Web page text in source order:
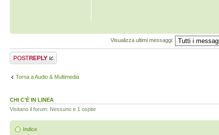
Visualizza ultimi messaggi:
Rispondi al
messaggio
Torna a Audio & Multimedia
CHI C’È IN LINEA
Visitano il forum: Nessuno e 1 ospite
Indice